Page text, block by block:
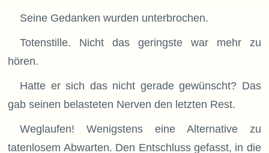
Seine Gedanken wurden unterbrochen.
Totenstille. Nicht das geringste war mehr zu
hören.
Hatte er sich das nicht gerade gewünscht? Das
gab seinen belasteten Nerven den letzten Rest.
Weglaufen! Wenigstens eine Alternative zu
tatenlosem Abwarten. Den Entschluss gefasst, in die